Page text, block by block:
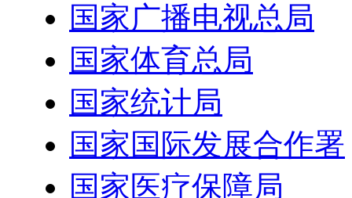
国家广播电视总局
国家体育总局
国家统计局
国家国际发展合作署
国家医疗保障局